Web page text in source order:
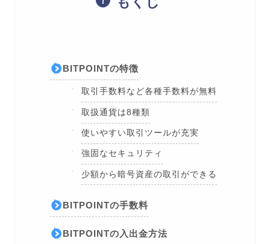
BITPOINTの特徴
取引手数料など各種手数料が無料
取扱通貨は8種類
使いやすい取引ツールが充実
強固なセキュリティ
少額から暗号資産の取引ができる
BITPOINTの手数料
BITPOINTの入出金方法